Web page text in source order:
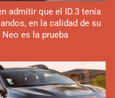
admitir que el ID.3 tenía
en la calidad de su
es la prueba